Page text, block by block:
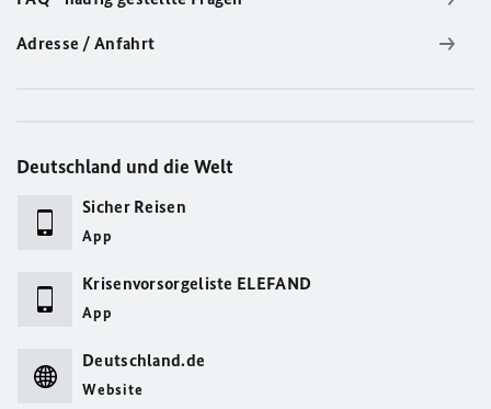
Adresse / Anfahrt
Deutschland und die Welt
Sicher Reisen
App
Krisenvorsorgeliste ELEFAND
App
Deutschland.de
Website